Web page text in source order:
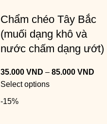
Chẩm chéo Tây Bắc
(muối dạng khô và
nước chấm dạng ướt)
35.000 VND – 85.000 VND
Select options
-15%